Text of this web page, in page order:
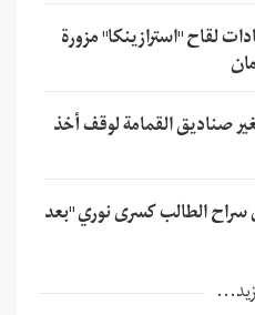
لقاح "استرازينكا" مزورة
صناديق القمامة لوقف أخذ
الطالب كسرى نوري "بعد